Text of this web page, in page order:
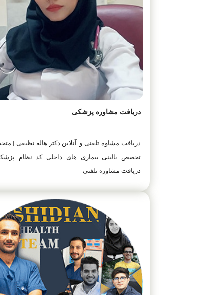
دریافت مشاوره پزشکی
دریافت مشاوه تلفنی و آنلاین دکتر هاله نظیفی |
دریافت مشاوره تلفنی